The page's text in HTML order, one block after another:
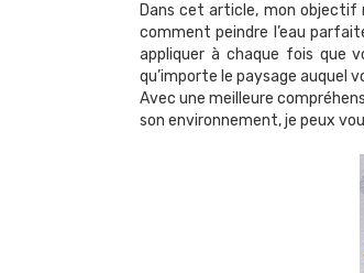
Dans cet article, mon objectif
comment peindre l’eau
appliquer à chaque fois que
qu’importe le paysage auquel
Avec une meilleure
son environnement, je peux